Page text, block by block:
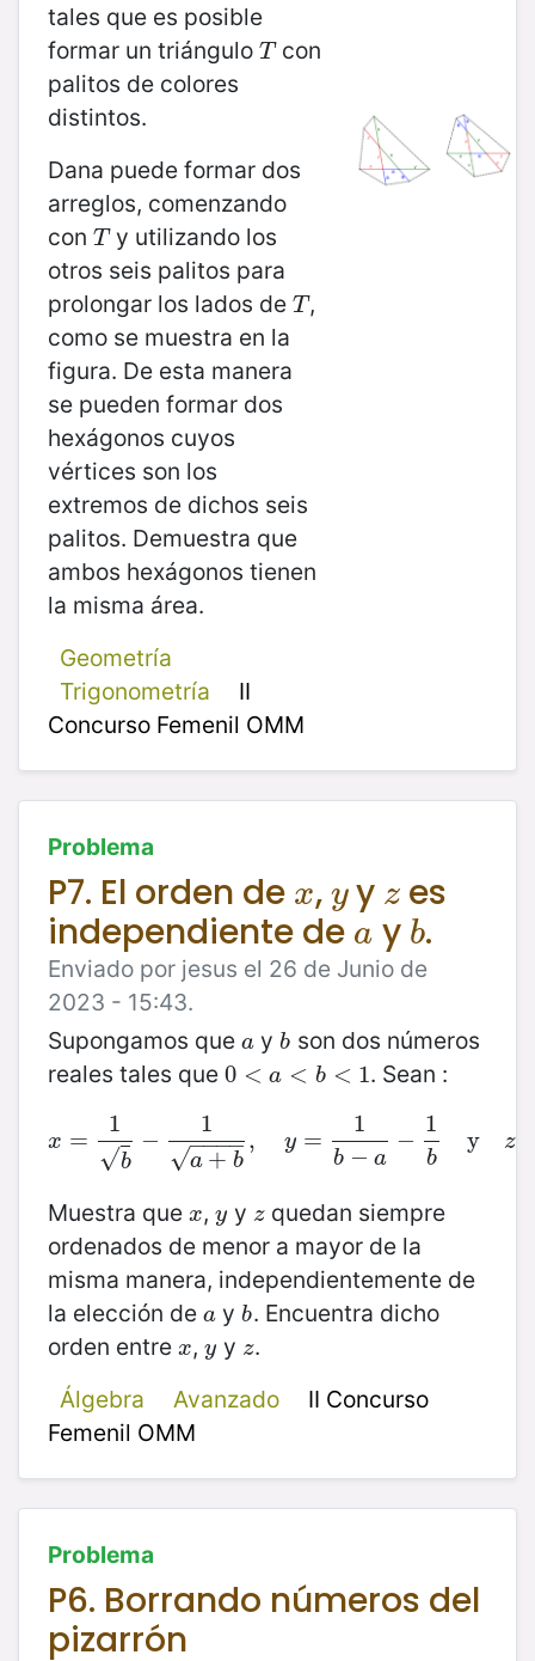
tales que es posible
formar un triángulo T
Tcon
palitos de colores
distintos.
Dana puede formar dos
arreglos, comenzando
con T
Ty utilizando los
otros seis palitos para
prolongar los lados de T
T,
como se muestra en la
figura. De esta manera
se pueden formar dos
hexágonos cuyos
vértices son los
extremos de dichos seis
palitos. Demuestra que
ambos hexágonos tienen
la misma área.
Geometría
Trigonometría
II
Concurso Femenil OMM
Problema
P7. El orden de x
x, y
yy z
z es
independiente de a
a y b
b
.
Enviado por jesus el 26 de Junio de
2023 - 15:43.
Supongamos que a
a yb
b son dos números
reales tales que 0 < a < b < 1
0 <a < b< 1 . Sean :
x =
1
b
√
−
1
a + b
− −
−−
√
, y =
1
b − a
−
1
b
y z
x=1b−1 +b ,y =1b−a −1 by =1 −a
Muestra que x
x,y
y y z
zquedan siempre
ordenados de menor a mayor de la
misma manera, independientemente de
la elección de a
a yb
b. Encuentra dicho
orden entre x
x,y
y y z
z.
Álgebra
Avanzado
II Concurso
Femenil OMM
Problema
P6. Borrando números del
pizarrón